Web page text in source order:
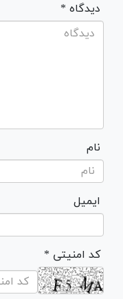
* دیدگاه
نام
ایمیل
* کد امنیتی